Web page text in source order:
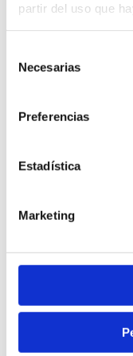
partir del uso que
Necesarias
Preferencias
Estadística
Marketing
Autres
Casa